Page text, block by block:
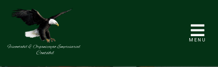
MENU